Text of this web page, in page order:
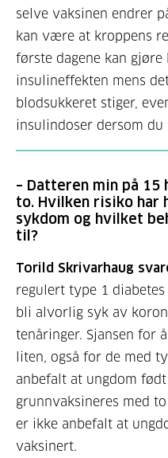
selve vaksinen endrer
kan være at kroppens
første dagene kan
insulineffekten mens
blodsukkeret stiger,
insulindoser dersom
– Datteren min på 15
to. Hvilken risiko har
sykdom og hvilket
til?
Torild Skrivarhaug
regulert type 1
bli alvorlig syk av
tenåringer. Sjansen for
liten, også for de med
anbefalt at ungdom
grunnvaksineres med
er ikke anbefalt at
vaksinert.